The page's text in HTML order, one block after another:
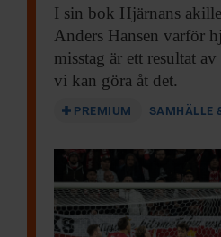
I sin bok Hjärnans
Anders Hansen varför
misstag är ett resultat
vi kan göra åt det.
PREMIUM SAMHÄLLE